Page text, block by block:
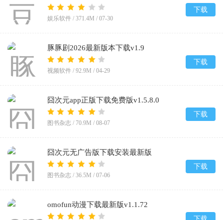
娱乐软件 / 371.4M / 07-30
下载
豚豚剧2026最新版本下载v1.9
视频软件 / 92.9M / 04-29
下载
囧次元app正版下载免费版v1.5.8.0
图书杂志 / 70.9M / 08-07
下载
囧次元无广告版下载安装最新版
2026v1.5.8.0
图书杂志 / 36.5M / 07-06
下载
omofun动漫下载最新版v1.1.72